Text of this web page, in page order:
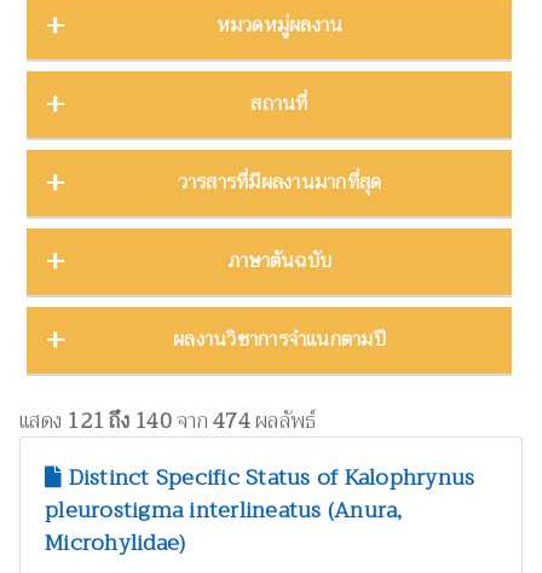
แสดง 121 ถึง 140จาก474ผลลัพธ์
Distinct Specific Status of Kalophrynus
pleurostigma interlineatus (Anura,
Microhylidae)
การนำเสนองานประชุมวิชาการ
ต้นฉบับ
1
บทความ
บทความในหนังสือ
บทคัดย่องานประชุมวิชาการ
23
โปสเตอร์งานประชุมวิชาการ
รายงาน
30
รายงานการวิจัย
วิทยานิพนธ์
17
หนังสือ
หมวดหมู่ผลงาน
การจัดการความรู้
การจัดการพิพิธภัณฑ์
8
การศึกษาพิพิธภัณฑ์
ด้านสังคมศาสตร์
ทรัพยากรธรรมชาติ โลก และสิ่งแวดล้อม
24
เทคโนโลยีและวิศวกรรมศาสตร์
ประวัติวิทยาศาสตร์
พฤกษศาสตร์และผลิตภัณฑ์จากพืช
พิพิธภัณฑ์ศึกษา
ภูมิปัญญาท้องถิ่น
สถานที่
ภาคกลาง
ภาคตะวันตก
11
ภาคตะวันออก
ภาคเหนือ
วารสารที่มีผลงานมากที่สุด
Zootaxa
12
ZooKeys
Far Eastern Entomologist
8
วารสารวนศาสตร์
ภาษาต้นฉบับ
ผลงานภาษาต่างประเทศ
ผลงานภาษาไทย
130
ผลงานวิชาการจำแนกตามปี
2025
2024
2023
2022